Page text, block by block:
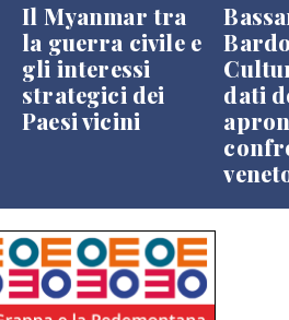
Il Myanmar tra
la guerra civile e
gli interessi
strategici dei
Paesi vicini
dati